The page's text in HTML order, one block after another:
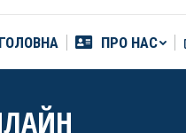
ГОЛОВНА ПРО НАС